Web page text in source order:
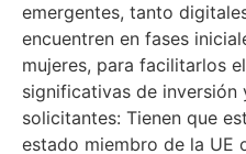
emergentes, tanto
encuentren en fases
mujeres, para facilitarlos
significativas de inversión
solicitantes: Tienen que
estado miembro de la UE